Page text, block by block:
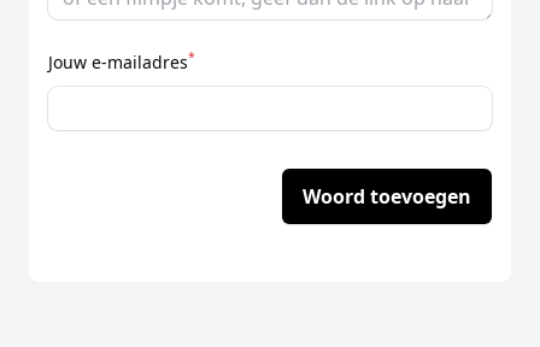
Jouw e-mailadres*
Woord toevoegen